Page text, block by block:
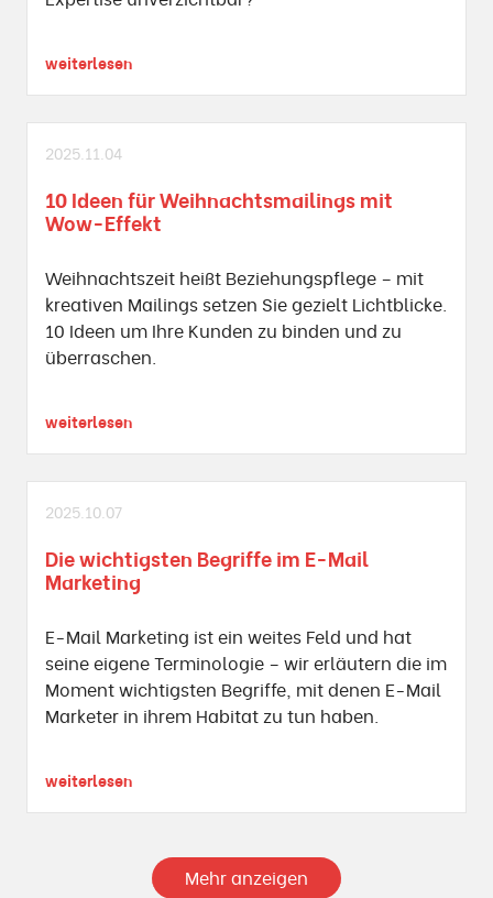
weiterlesen
2025.11.04
10 Ideen für Weihnachtsmailings mit
Wow-Effekt
Weihnachtszeit heißt Beziehungspflege – mit
kreativen Mailings setzen Sie gezielt Lichtblicke.
10 Ideen um Ihre Kunden zu binden und zu
überraschen.
weiterlesen
2025.10.07
Die wichtigsten Begriffe im E-Mail
Marketing
E-Mail Marketing ist ein weites Feld und hat
seine eigene Terminologie – wir erläutern die im
Moment wichtigsten Begriffe, mit denen E-Mail
Marketer in ihrem Habitat zu tun haben.
weiterlesen
Mehr anzeigen